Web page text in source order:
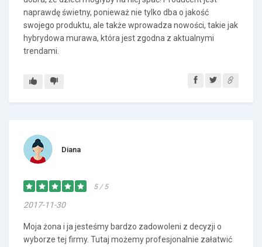
naprawdę świetny, ponieważ nie tylko dba o jakość
swojego produktu, ale także wprowadza nowości, takie jak
hybrydowa murawa, która jest zgodna z aktualnymi
trendami.
Diana
5 / 5
2017-11-30
Moja żona i ja jesteśmy bardzo zadowoleni z decyzji o
wyborze tej firmy. Tutaj możemy profesjonalnie załatwić